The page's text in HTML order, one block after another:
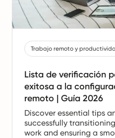
Trabajo remoto y
Lista de verificación
exitosa a la
remoto | Guía 2026
Discover essential tips
successfully
work and ensuring a